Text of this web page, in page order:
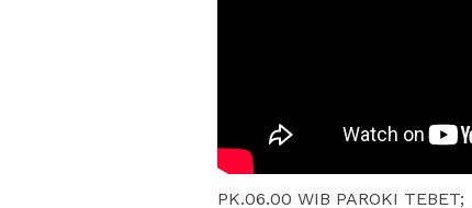
PK.06.00 WIB PAROKI TEBET;